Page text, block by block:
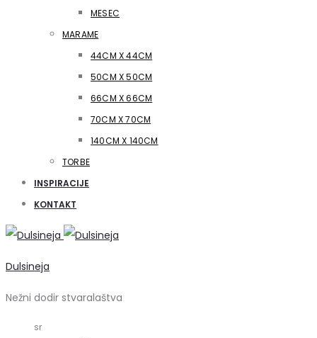
MESEC
MARAME
44CM X 44CM
50CM X 50CM
66CM X 66CM
70CM X 70CM
140CM X 140CM
TORBE
INSPIRACIJE
KONTAKT
Dulsineja
Nežni dodir stvaralaštva
sr